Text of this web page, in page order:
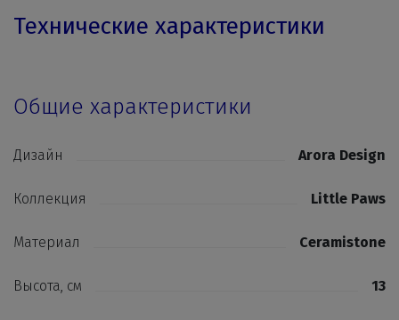
Технические характеристики
Общие характеристики
Дизайн Arora Design
Коллекция Little Paws
Материал Ceramistone
Высота, см 13